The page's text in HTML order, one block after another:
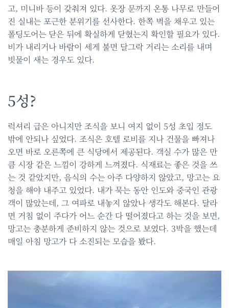
고, 미니바 등이 갖춰져 있다. 옷장 문까지 온통 나무로 만들어
진 실내는 포근한 분위기를 선사한다. 한쪽 벽을 채우고 있는
폴딩도어는 닫은 뒤에 확실하게 닫혔는지 확인할 필요가 있다.
비가 내리거나 바람이 세게 불면 달그락 거리는 소리를 내며
빗물이 새는 경우도 있다.
5성?
럭셔리 급은 아니지만 조식을 보니 여지 없이 5성 초입 정도
밖에 안되나 싶었다. 조식은 호텔 로비를 지나 건물을 빠져나
오면 바로 오른쪽에 큰 식당에서 제공된다. 객실 수가 많은 만
큼 시장 같은 느낌이 강하게 느껴졌다. 식재료는 좋은 것을 쓰
는 것 같았지만, 음식의 수는 아주 다양하지 않았고, 망고는 요
청을 해야 내주고 있었다. 내가 묵는 동안 인도와 중국인 관광
객이 많았는데, 그 여파로 내놓지 않았나 생각도 해본다. 달라
면 거침 없이 주다가 어느 순간 다 떨어졌다고 하는 것을 보면,
망고는 충분하게 준비하지 않는 것으로 보였다. 3박을 했는데
매일 아침 망고가 다 소진되는 모습을 봤다.